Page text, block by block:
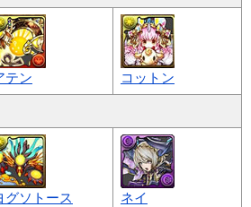
テン コットン
グソトース ネイ